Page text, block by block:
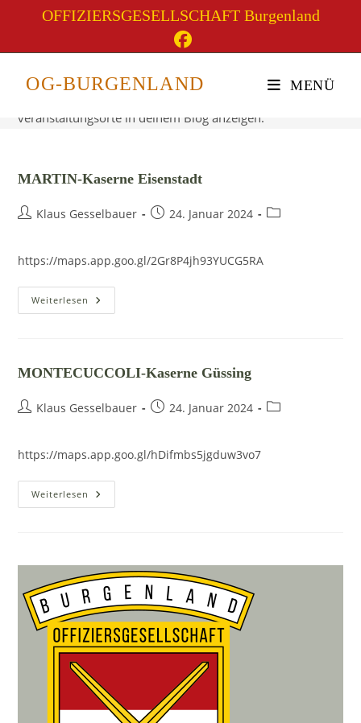
springen
OFFIZIERSGESELLSCHAFT Burgenland
OG-BURGENLAND MENÜ
Veranstaltungsorte
veranstaltungsorte in deinem Blog anzeigen.
MARTIN-Kaserne Eisenstadt
Beitrags-
Klaus Gesselbauer
Beitrag24. Januar 2024
Beitrags-
https://maps.app.goo.gl/2Gr8P4jh93YUCG5RA
Weiterlesen MARTIN-
Kaserne
MONTECUCCOLI-Kaserne Güssing
Beitrags-
Klaus Gesselbauer
Beitrag24. Januar 2024
Beitrags-
https://maps.app.goo.gl/hDifmbs5jgduw3vo7
Weiterlesen MONTECUCCOLI-
Kaserne